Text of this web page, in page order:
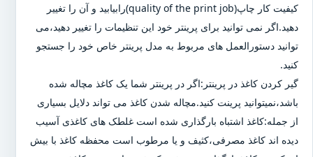
کیفیت کار چاپ(quality of the print job)رابیابید و آن را تغییر
دهید.اگر نمی توانید برای پرینتر خود این تنظیمات را تغییر دهید،می
توانید دستورالعمل های مربوط به مدل پرینتر خاص خود را جستجو
کنید.
گیر کردن کاغذ در پرینتر:اگر در پرینتر شما یک کاغذ مچاله شده
باشد،نمیتوانید پرینت کنید.مچاله شدن کاغذ می تواند دلایل بسیاری
از جمله:کاغذ اشتباه بارگذاری شده است غلطک های کاغذی آسیب
دیده اند کاغذ مصرفی،کثیف و یا مرطوب است محفظه کاغذ با بیش